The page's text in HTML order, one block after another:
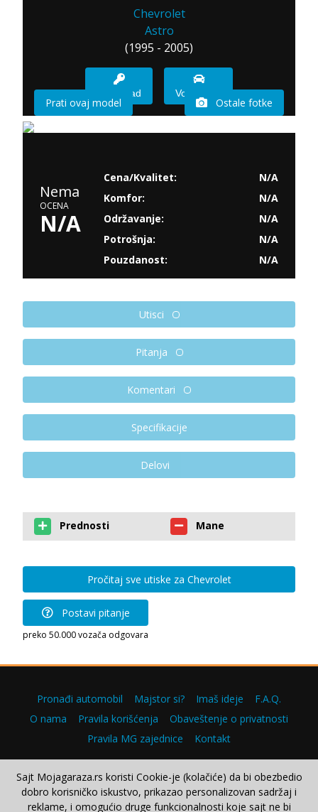
Chevrolet
Astro
(1995 - 2005)
Imam sad Vozio sam
Prati ovaj model Ostale fotke
Nema
OCENA
N/A
Cena/Kvalitet:
N/A
Komfor:
N/A
Održavanje:
N/A
Potrošnja:
N/A
Pouzdanost:
N/A
Utisci
Pitanja
Komentari
Specifikacije
Delovi
Prednosti Mane
Pročitaj sve utiske za Chevrolet
Postavi pitanje
preko 50.000 vozača odgovara
Pronađi automobil Majstor si? Imaš ideje
F.A.Q.
O nama
Pravila korišćenja
Obaveštenje o privatnosti
Pravila MG zajednice
Kontakt
Copyright © 2000–2026.
Sajt Mojagaraza.rs koristi Cookie-je (kolačiće) da bi obezbedio
dobro korisničko iskustvo, prikazao personalizovan sadržaj i
reklame, i omogućio druge funkcionalnosti koje sajt ne bi